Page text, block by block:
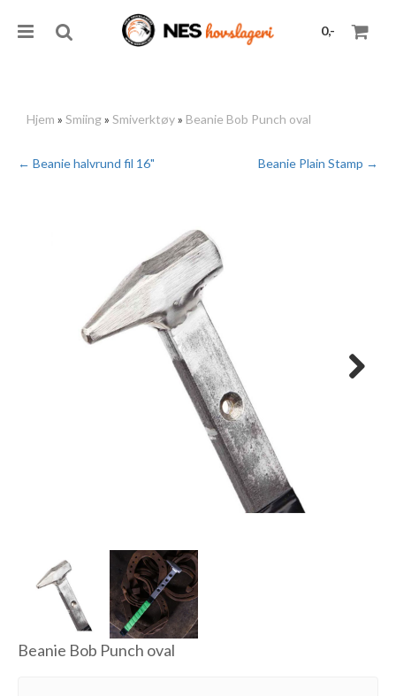
0,-
Hjem » Smiing» Smiverktøy» Beanie Bob Punch oval
Beanie Plain Stamp →
← Beanie halvrund fil 16"
Beanie Bob Punch oval